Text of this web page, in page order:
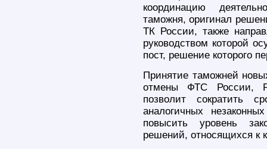
координацию
таможня, оригинал
ТК России, также
руководством которой
пост, решение которого
Принятие таможней
отмены ФТС России,
позволит сократить
аналогичных
повысить уровень
решений, относящихся к